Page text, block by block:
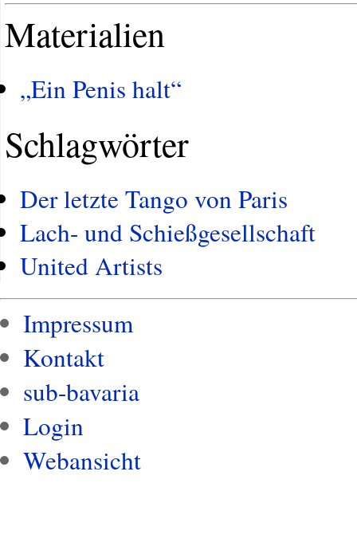
Materialien
„Ein Penis halt“
Schlagwörter
Der letzte Tango von Paris
Lach- und Schießgesellschaft
United Artists
Impressum
Kontakt
sub-bavaria
Login
Webansicht